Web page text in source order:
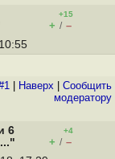
+15
+ / –
Наверх
Cообщить
модератору
6
+4
+ / –